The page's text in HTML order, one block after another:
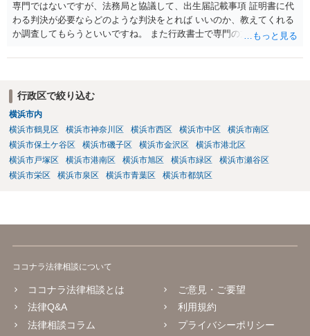
専門ではないですが、法務局と協議して、出生届記載事項 証明書に代
わる判決が必要ならどのような判決をとれば いいのか、教えてくれる
か調査してもらうといいですね。 また行政書士で専門の方がいそうな
行政区で絞り込む
横浜市内
横浜市鶴見区
横浜市神奈川区 横浜市西区 横浜市中区
横浜市南区
横浜市保土ケ谷区
横浜市磯子区 横浜市金沢区
横浜市港北区
横浜市戸塚区
横浜市港南区 横浜市旭区 横浜市緑区
横浜市瀬谷区
横浜市栄区
横浜市泉区 横浜市青葉区 横浜市都筑区
ココナラ法律相談について
ココナラ法律相談とは
法律Q&A
法律相談コラム
ご意見・ご要望
利用規約
プライバシーポリシー